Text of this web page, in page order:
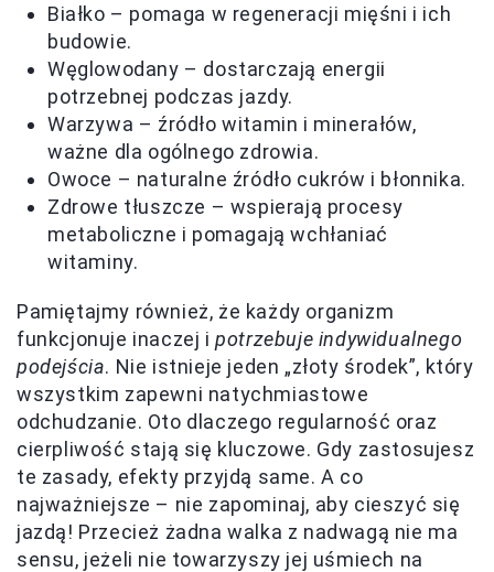
Białko – pomaga w regeneracji mięśni i ich
budowie.
Węglowodany – dostarczają energii
potrzebnej podczas jazdy.
Warzywa – źródło witamin i minerałów,
ważne dla ogólnego zdrowia.
Owoce – naturalne źródło cukrów i błonnika.
Zdrowe tłuszcze – wspierają procesy
metaboliczne i pomagają wchłaniać
witaminy.
Pamiętajmy również, że każdy organizm
funkcjonuje inaczej ipotrzebuje indywidualnego
podejścia. Nie istnieje jeden „złoty środek”, który
wszystkim zapewni natychmiastowe
odchudzanie. Oto dlaczego regularność oraz
cierpliwość stają się kluczowe. Gdy zastosujesz
te zasady, efekty przyjdą same. A co
najważniejsze – nie zapominaj, aby cieszyć się
jazdą! Przecież żadna walka z nadwagą nie ma
sensu, jeżeli nie towarzyszy jej uśmiech na